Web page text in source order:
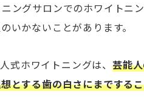
ングサロンでのホワイトニ
いかないことがあります。
ホワイトニングは、 芸能
とする歯の白さにまでする